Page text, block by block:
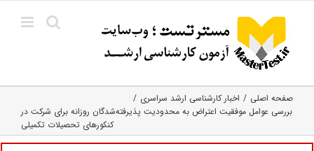
content
صفحه اصلی
اخبار کارشناسی ارشد سراسری
بررسی عوامل موفقیت اعتراض به محدودیت پذیرفته‌شدگان روزانه برای شرکت در
کنکورهای تحصیلات تکمیلی